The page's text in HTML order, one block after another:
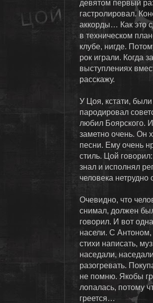
девятом первый
гастролировал.
аккорды… Как это
в техническом
клубе, нигде.
рок играли. Когда
выступлениях
расскажу.
У Цоя, кстати,
пародировал
любил Боярского.
заметно очень. Он
песни. Ему очень
стиль. Цой
знал и исполнял
человека нетрудно
Очевидно, что
снимал, должен
говорил. И вот
насели. С
стихи написать,
наседали,
разогревать.
не помню. Якобы
лопалась, потому
греется…